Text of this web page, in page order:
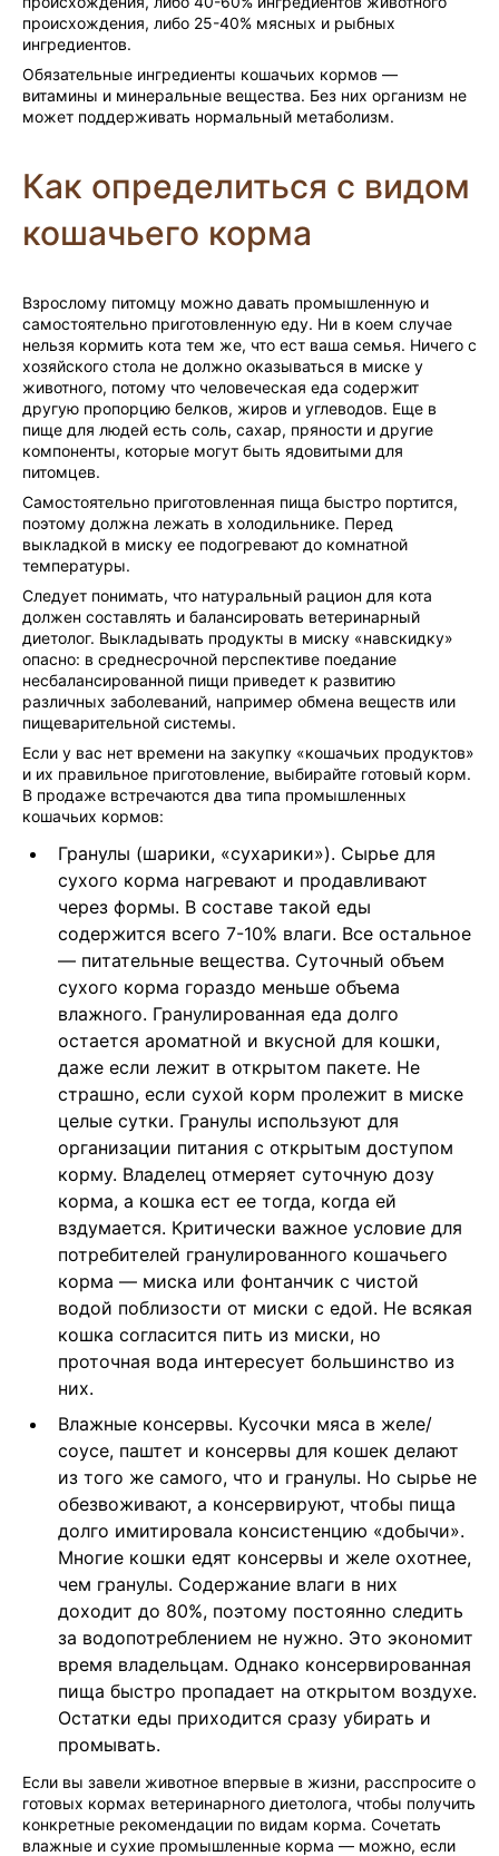
происхождения, либо 25-40% мясных и рыбных
ингредиентов.
Обязательные ингредиенты кошачьих кормов —
витамины и минеральные вещества. Без них организм не
может поддерживать нормальный метаболизм.
Как определиться с видом
кошачьего корма
Взрослому питомцу можно давать промышленную и
самостоятельно приготовленную еду. Ни в коем случае
нельзя кормить кота тем же, что ест ваша семья. Ничего с
хозяйского стола не должно оказываться в миске у
животного, потому что человеческая еда содержит
другую пропорцию белков, жиров и углеводов. Еще в
пище для людей есть соль, сахар, пряности и другие
компоненты, которые могут быть ядовитыми для
питомцев.
Самостоятельно приготовленная пища быстро портится,
поэтому должна лежать в холодильнике. Перед
выкладкой в миску ее подогревают до комнатной
температуры.
Следует понимать, что натуральный рацион для кота
должен составлять и балансировать ветеринарный
диетолог. Выкладывать продукты в миску «навскидку»
опасно: в среднесрочной перспективе поедание
несбалансированной пищи приведет к развитию
различных заболеваний, например обмена веществ или
пищеварительной системы.
Если у вас нет времени на закупку «кошачьих продуктов»
и их правильное приготовление, выбирайте готовый корм.
В продаже встречаются два типа промышленных
кошачьих кормов:
Гранулы (шарики, «сухарики»). Сырье для
сухого корма нагревают и продавливают
через формы. В составе такой еды
содержится всего 7-10% влаги. Все остальное
— питательные вещества. Суточный объем
сухого корма гораздо меньше объема
влажного. Гранулированная еда долго
остается ароматной и вкусной для кошки,
даже если лежит в открытом пакете. Не
страшно, если сухой корм пролежит в миске
целые сутки. Гранулы используют для
организации питания с открытым доступом
корму. Владелец отмеряет суточную дозу
корма, а кошка ест ее тогда, когда ей
вздумается. Критически важное условие для
потребителей гранулированного кошачьего
корма — миска или фонтанчик с чистой
водой поблизости от миски с едой. Не всякая
кошка согласится пить из миски, но
проточная вода интересует большинство из
них.
Влажные консервы. Кусочки мяса в желе/
соусе, паштет и консервы для кошек делают
из того же самого, что и гранулы. Но сырье не
обезвоживают, а консервируют, чтобы пища
долго имитировала консистенцию «добычи».
Многие кошки едят консервы и желе охотнее,
чем гранулы. Содержание влаги в них
доходит до 80%, поэтому постоянно следить
за водопотреблением не нужно. Это экономит
время владельцам. Однако консервированная
пища быстро пропадает на открытом воздухе.
Остатки еды приходится сразу убирать и
промывать.
Если вы завели животное впервые в жизни, расспросите о
готовых кормах ветеринарного диетолога, чтобы получить
конкретные рекомендации по видам корма. Сочетать
влажные и сухие промышленные корма — можно, если